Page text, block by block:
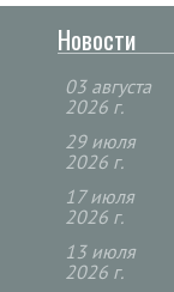
Новости
03 августа
2026 г.
29 июля
2026 г.
17 июля
2026 г.
13 июля
2026 г.